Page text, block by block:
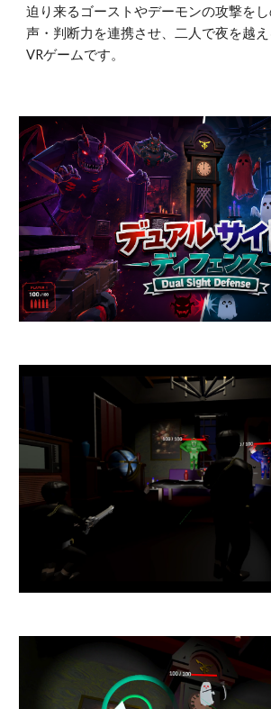
迫り来るゴーストやデーモンの攻撃をし
声・判断力を連携させ、二人で夜を越
VRゲームです。